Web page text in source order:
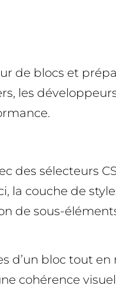
de blocs et
les
des sélecteurs
la couche de
de sous-
d’un bloc tout en
cohérence